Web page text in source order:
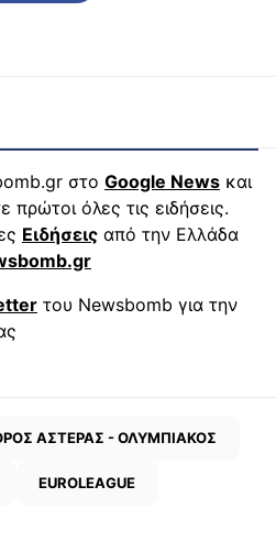
στο Google News και
πρώτοι όλες τις ειδήσεις.
Ειδήσεις από την Ελλάδα
του Newsbomb για την
ΑΣΤΕΡΑΣ - ΟΛΥΜΠΙΑΚΟΣ
EUROLEAGUE